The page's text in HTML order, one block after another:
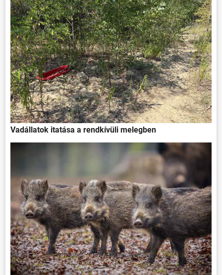
Vadállatok itatása a rendkívüli melegben